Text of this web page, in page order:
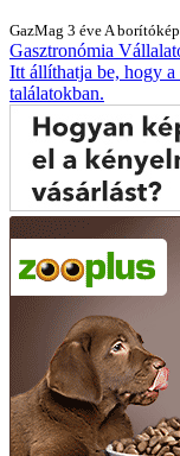
GazMag 3 éve A
Gasztronómia
Itt állíthatja be, hogy
találatokban.